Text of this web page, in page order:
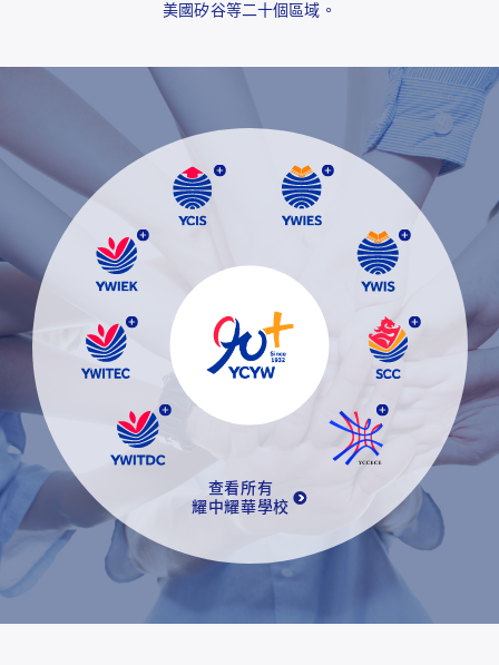
美國矽谷等二十個區域。
查看所有
耀中耀華學校